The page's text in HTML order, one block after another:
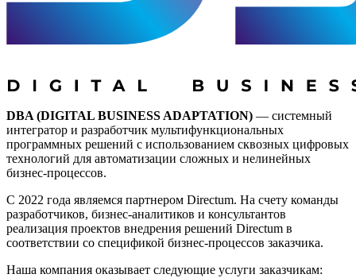
DBA (DIGITAL BUSINESS ADAPTATION) — системный
интегратор и разработчик мультифункциональных
программных решений с использованием сквозных цифровых
технологий для автоматизации сложных и нелинейных
бизнес-процессов.
С 2022 года являемся партнером Directum. На счету команды
разработчиков, бизнес-аналитиков и консультантов
реализация проектов внедрения решений Directum в
соответствии со спецификой бизнес-процессов заказчика.
Наша компания оказывает следующие услуги заказчикам: